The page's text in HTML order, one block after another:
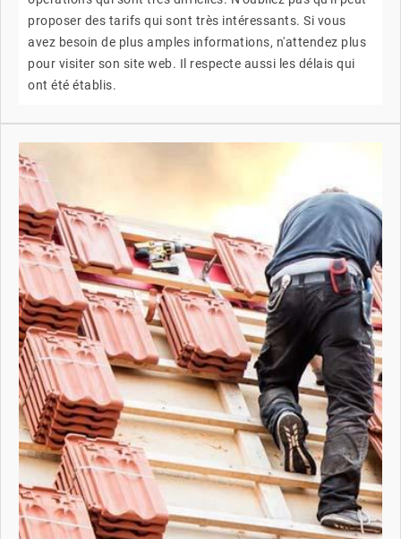
proposer des tarifs qui sont très intéressants. Si vous
avez besoin de plus amples informations, n'attendez plus
pour visiter son site web. Il respecte aussi les délais qui
ont été établis.